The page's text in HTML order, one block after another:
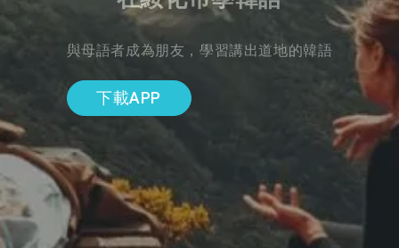
與母語者成為朋友，學習講出道地的韓語
下載APP